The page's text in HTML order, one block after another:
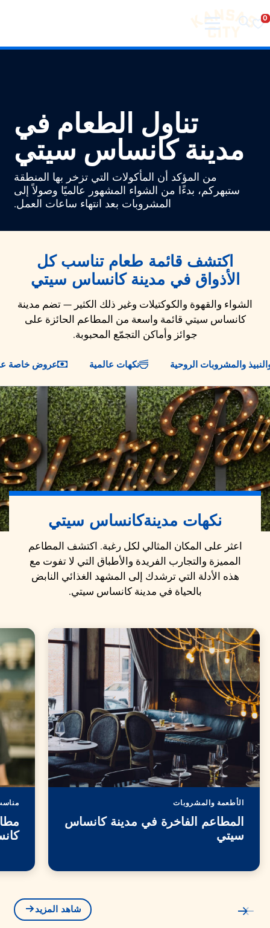
تفضل بزيارة مدينة كانساس سيتي
تناول الطعام في
مدينة كانساس سيتي
من المؤكد أن المأكولات التي تزخر بها المنطقة
ستبهركم، بدءًا من الشواء المشهور عالميًا وصولاً إلى
المشروبات بعد انتهاء ساعات العمل.
اكتشف قائمة طعام تناسب كل
الأذواق في مدينة كانساس سيتي
الشواء والقهوة والكوكتيلات وغير ذلك الكثير — تضم مدينة
كانساس سيتي قائمة واسعة من المطاعم الحائزة على
جوائز وأماكن التجمّع المحبوبة.
والمشروبات الروحية نكهات عالمية عروض خاصة
نكهات مدينةكانساس سيتي
اعثر على المكان المثالي لكل رغبة. اكتشف المطاعم
المميزة والتجارب الفريدة والأطباق التي لا تفوت مع
هذه الأدلة التي ترشدك إلى المشهد الغذائي النابض
بالحياة في مدينة كانساس سيتي.
الأطعمة والمشروبات
المطاعم الفاخرة في مدينة كانساس
سيتي
شاهد المزيد